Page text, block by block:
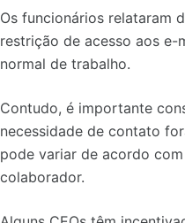
Os funcionários relataram
restrição de acesso aos e-
normal de trabalho.
Contudo, é importante
necessidade de contato
pode variar de acordo
colaborador.